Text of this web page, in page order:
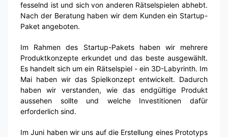
fesselnd ist und sich von anderen Rätselspielen abhebt.
Nach der Beratung haben wir dem Kunden ein Startup-
Paket angeboten.
Im Rahmen des Startup-Pakets haben wir mehrere
Produktkonzepte erkundet und das beste ausgewählt.
Es handelt sich um ein Rätselspiel - ein 3D-Labyrinth. Im
Mai haben wir das Spielkonzept entwickelt. Dadurch
haben wir verstanden, wie das endgültige Produkt
aussehen sollte und welche Investitionen dafür
erforderlich sind.
Im Juni haben wir uns auf die Erstellung eines Prototyps